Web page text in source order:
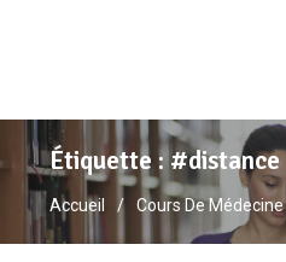
Étiquette : #distance
Accueil Cours De Médecine